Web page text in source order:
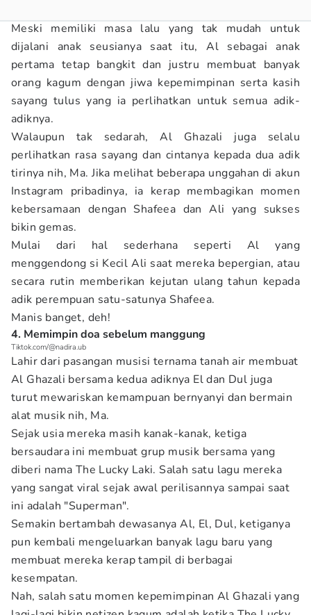
Meski memiliki masa lalu yang tak mudah untuk
dijalani anak seusianya saat itu, Al sebagai anak
pertama tetap bangkit dan justru membuat banyak
orang kagum dengan jiwa kepemimpinan serta kasih
sayang tulus yang ia perlihatkan untuk semua adik-
adiknya.
Walaupun tak sedarah, Al Ghazali juga selalu
perlihatkan rasa sayang dan cintanya kepada dua adik
tirinya nih, Ma. Jika melihat beberapa unggahan di akun
Instagram pribadinya, ia kerap membagikan momen
kebersamaan dengan Shafeea dan Ali yang sukses
bikin gemas.
Mulai dari hal sederhana seperti Al yang
menggendong si Kecil Ali saat mereka bepergian, atau
secara rutin memberikan kejutan ulang tahun kepada
adik perempuan satu-satunya Shafeea.
Manis banget, deh!
4. Memimpin doa sebelum manggung
Tiktok.com/@nadira.ub
Lahir dari pasangan musisi ternama tanah air membuat
Al Ghazali bersama kedua adiknya El dan Dul juga
turut mewariskan kemampuan bernyanyi dan bermain
alat musik nih, Ma.
Sejak usia mereka masih kanak-kanak, ketiga
bersaudara ini membuat grup musik bersama yang
diberi nama The Lucky Laki. Salah satu lagu mereka
yang sangat viral sejak awal perilisannya sampai saat
ini adalah "Superman".
Semakin bertambah dewasanya Al, El, Dul, ketiganya
pun kembali mengeluarkan banyak lagu baru yang
membuat mereka kerap tampil di berbagai
kesempatan.
Nah, salah satu momen kepemimpinan Al Ghazali yang